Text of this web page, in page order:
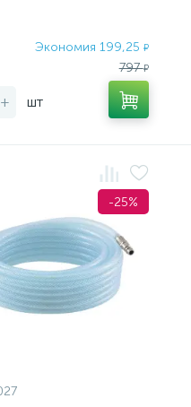
Экономия 199,25 ₽
797₽
+ шт
-25%